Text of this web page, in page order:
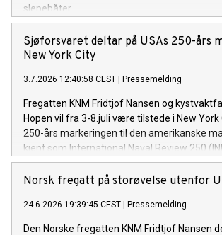
slepebåter.
Sjøforsvaret deltar på USAs 250-års
New York City
3.7.2026 12:40:58 CEST | Pressemelding
Fregatten KNM Fridtjof Nansen og
Hopen vil fra 3-8.juli være tilstede i New York
250-års markeringen til den amerikanske
kjent som International Naval Review 250
Norsk fregatt på storøvelse utenfor
24.6.2026 19:39:45 CEST | Pressemelding
Den Norske fregatten KNM Fridtjof Nansen